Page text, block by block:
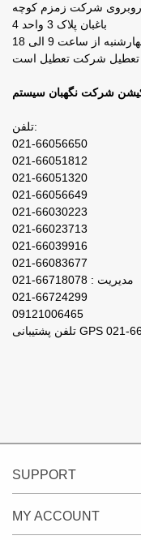
روبروی شرکت زمزم کوچه
باغبان پلاک 3 واحد 4
شرکت نگهبان سیستم
تلفن:
021-66056650
021-66051812
021-66051320
021-66056649
021-66030223
021-66023713
021-66039916
021-66083677
مدیریت : 66718078-021
021-66724299
09121006465
SUPPORT
MY ACCOUNT